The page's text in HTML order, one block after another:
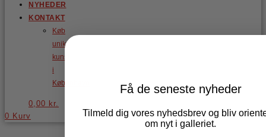
NYHEDER
KONTAKT
Køb
unik
kunst
i
København
0,00 kr.
0 Kurv
Få de seneste nyheder
Tilmeld dig vores nyhedsbrev og bliv
om nyt i galleriet.